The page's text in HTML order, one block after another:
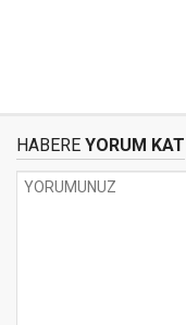
HABERE YORUM KAT